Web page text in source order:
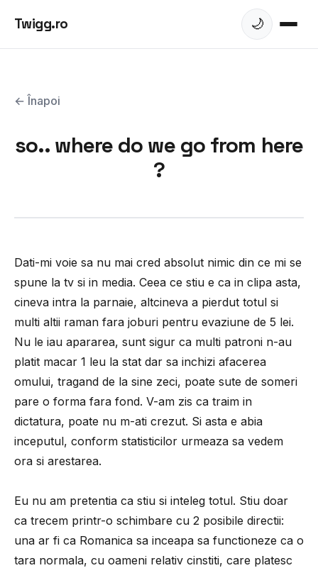
Twigg.ro 🌙
← Înapoi
so.. where do we go from here
?
Dati-mi voie sa nu mai cred absolut nimic din ce mi se
spune la tv si in media. Ceea ce stiu e ca in clipa asta,
cineva intra la parnaie, altcineva a pierdut totul si
multi altii raman fara joburi pentru evaziune de 5 lei.
Nu le iau apararea, sunt sigur ca multi patroni n-au
platit macar 1 leu la stat dar sa inchizi afacerea
omului, tragand de la sine zeci, poate sute de someri
pare o forma fara fond. V-am zis ca traim in
dictatura, poate nu m-ati crezut. Si asta e abia
inceputul, conform statisticilor urmeaza sa vedem
ora si arestarea.
Eu nu am pretentia ca stiu si inteleg totul. Stiu doar
ca trecem printr-o schimbare cu 2 posibile directii:
una ar fi ca Romanica sa inceapa sa functioneze ca o
tara normala, cu oameni relativ cinstiti, care platesc